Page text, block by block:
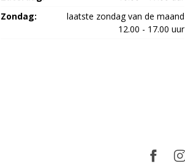
Zondag:
laatste zondag van de maand
12.00 - 17.00 uur